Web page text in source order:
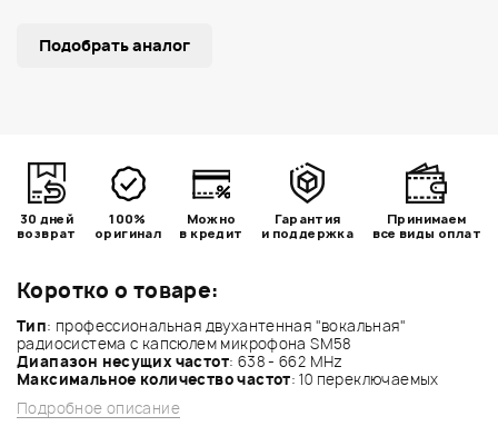
Коротко о товаре:
Тип: профессиональная двухантенная "вокальная"
радиосистема с капсюлем микрофона SM58
Диапазон несущих частот: 638 - 662 MHz
Максимальное количество частот: 10 переключаемых
Подробное описание
Подобрать аналог
30 дней
возврат
100%
оригинал
Можно
в кредит
Гарантия
и поддержка
Принимаем
все виды оплат